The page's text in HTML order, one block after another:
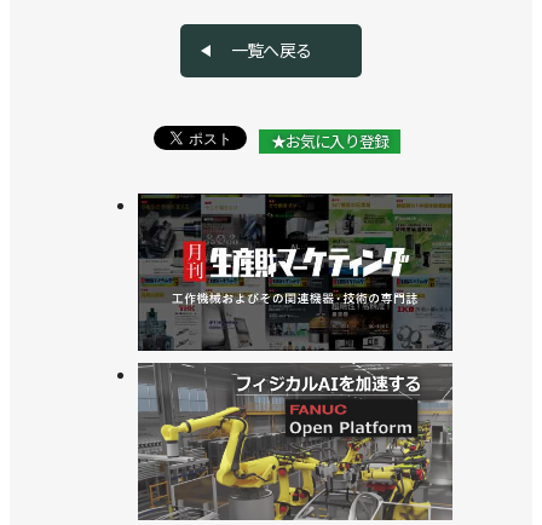
>>25kg可搬のコンパクトな汎用ロボット発売／川崎
>>アストーの教育用ロボット販売に向け検討を開始
>>産業用ロボットのプログラミング支援ソフトを発
売／川崎重工業
>>物流業界向け内覧会でデバンニングロボットの高
速化をアピール／川崎重工業
>>[2023国際ロボット展リポートvol. 14]各社各様で
ロボットメーカーの個性光る【前編】／川崎重工
業、ダイヘン、エプソン
>>変化に対応できる組織に／川崎重工業 坂東賢二
一覧へ戻る
★お気に入り登録